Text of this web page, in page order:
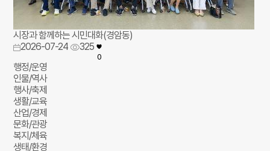
시장과 함께하는 시민대화(경암동)
2026-07-24
325
0
행정/운영
인물/역사
행사/축제
생활/교육
산업/경제
문화/관광
복지/체육
생태/환경